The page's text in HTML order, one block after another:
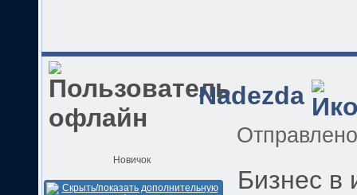
Nadezda
Новичок
Бизнес в